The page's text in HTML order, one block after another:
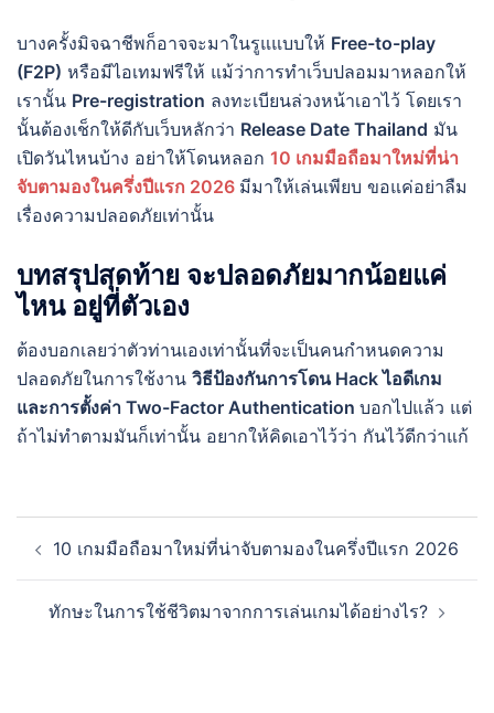
บางครั้งมิจฉาชีพก็อาจจะมาในรูแแบบให้ Free-to-play
(F2P) หรือมีไอเทมฟรีให้ แม้ว่าการทำเว็บปลอมมาหลอกให้
เรานั้น Pre-registration ลงทะเบียนล่วงหน้าเอาไว้ โดยเรา
นั้นต้องเช็กให้ดีกับเว็บหลักว่า Release Date Thailand มัน
เปิดวันไหนบ้าง อย่าให้โดนหลอก 10 เกมมือถือมาใหม่ที่น่า
จับตามองในครึ่งปีแรก 2026 มีมาให้เล่นเพียบ ขอแค่อย่าลืม
เรื่องความปลอดภัยเท่านั้น
บทสรุปสุดท้าย จะปลอดภัยมากน้อยแค่
ไหน อยู่ที่ตัวเอง
ต้องบอกเลยว่าตัวท่านเองเท่านั้นที่จะเป็นคนกำหนดความ
ปลอดภัยในการใช้งาน วิธีป้องกันการโดน Hack ไอดีเกม
และการตั้งค่า Two-Factor Authentication บอกไปแล้ว แต่
ถ้าไม่ทำตามมันก็เท่านั้น อยากให้คิดเอาไว้ว่า กันไว้ดีกว่าแก้
navigation
10 เกมมือถือมาใหม่ที่น่าจับตามองในครึ่งปีแรก 2026
ทักษะในการใช้ชีวิตมาจากการเล่นเกมได้อย่างไร?